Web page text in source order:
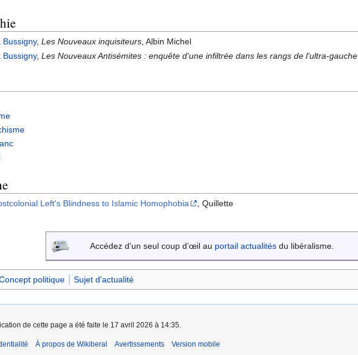
Bussigny,Les Nouveaux inquisiteurs, Albin Michel
Bussigny,Les Nouveaux Antisémites : enquête d'une infiltrée dans les rangs de l'ultra-gauche
Left's Blindness to Islamic Homophobia , Quillette
Accédez d'un seul coup d’œil au portail actualités du libéralisme.
politique Sujet d'actualité
de cette page a été faite le 17 avril 2026 à 14:35.
À propos de Wikiberal Avertissements Version mobile